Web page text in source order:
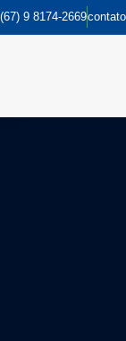
Ir
para
(67) 9 8174-2669